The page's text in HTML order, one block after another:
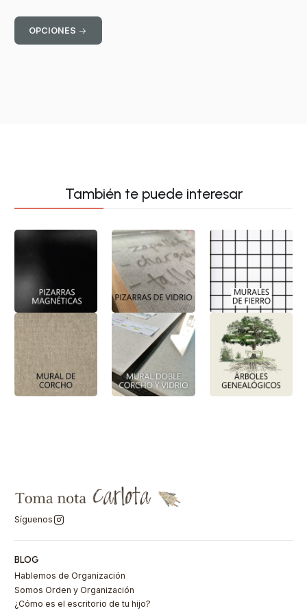
OPCIONES
También te puede interesar
Síguenos
BLOG
Hablemos de Organización
Somos Orden y Organización
¿Cómo es el escritorio de tu hijo?